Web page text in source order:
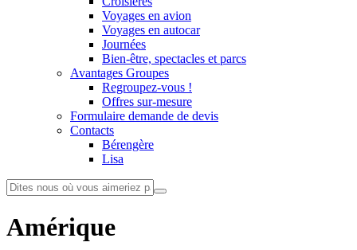
Voyages en avion
Voyages en autocar
Journées
Bien-être, spectacles et parcs
Avantages Groupes
Regroupez-vous !
Offres sur-mesure
Formulaire demande de devis
Contacts
Bérengère
Lisa
Amérique